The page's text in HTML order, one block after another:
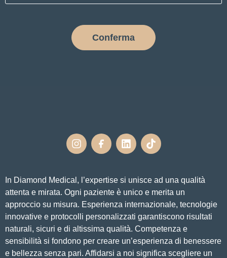
Conferma
In Diamond Medical, l’expertise si unisce ad una qualità
attenta e mirata. Ogni paziente è unico e merita un
approccio su misura. Esperienza internazionale, tecnologie
innovative e protocolli personalizzati garantiscono risultati
naturali, sicuri e di altissima qualità. Competenza e
sensibilità si fondono per creare un’esperienza di benessere
e bellezza senza pari. Affidarsi a noi significa scegliere un